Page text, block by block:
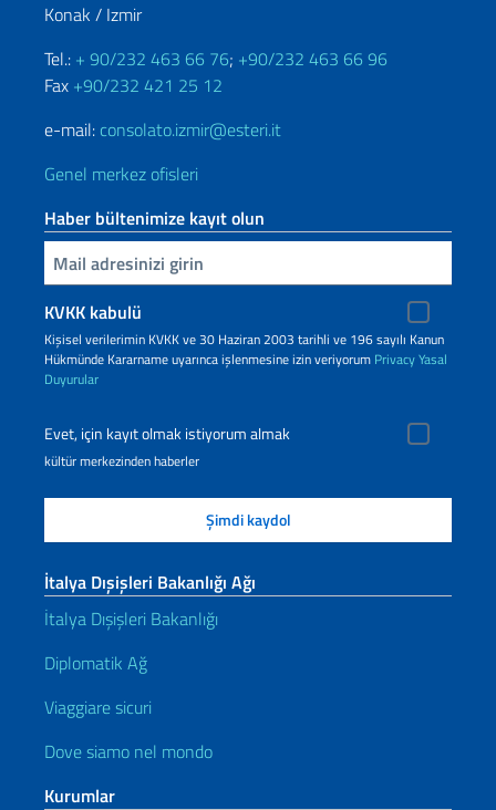
Konak / Izmir
Tel.: + 90/232 463 66 76; +90/232 463 66 96
Fax +90/232 421 25 12
e-mail: consolato.izmir@esteri.it
Genel merkez ofisleri
Haber bültenimize kayıt olun
Inserisci la tua email
KVKK kabulü
Kişisel verilerimin KVKK ve 30 Haziran 2003 tarihli ve 196 sayılı Kanun
Hükmünde Kararname uyarınca işlenmesine izin veriyorum PrivacyYasal
Duyurular
Evet, için kayıt olmak istiyorum almak
kültür merkezinden haberler
İtalya Dışişleri Bakanlığı Ağı
İtalya Dışişleri Bakanlığı
Diplomatik Ağ
Viaggiare sicuri
Dove siamo nel mondo
Kurumlar